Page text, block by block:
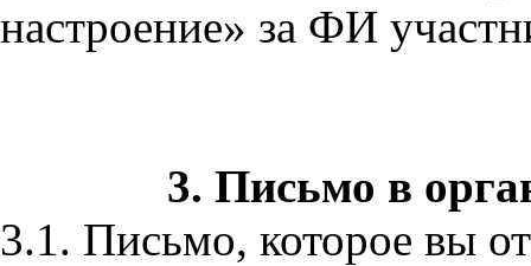
настроение» за ФИ
3. Письмо в
3.1. Письмо, которое вы